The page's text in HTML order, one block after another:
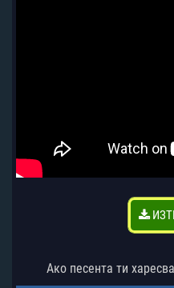
Ако песента ти